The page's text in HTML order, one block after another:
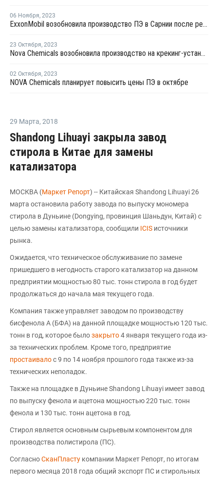
06 Ноября, 2023
ExxonMobil возобновила производство ПЭ в Сарнии после ремонта
23 Октября, 2023
Nova Chemicals возобновила производство на крекинг-установке в Корунне
02 Октября, 2023
NOVA Chemicals планирует повысить цены ПЭ в октябре
29 Марта, 2018
Shandong Lihuayi закрыла завод
стирола в Китае для замены
катализатора
МОСКВА (Маркет Репорт) -- Китайская Shandong Lihuayi 26
марта остановила работу завода по выпуску мономера
стирола в Дуньине (Dongying, провинция Шаньдун, Китай) с
целью замены катализатора, сообщили ICIS источники
рынка.
Ожидается, что техническое обслуживание по замене
пришедшего в негодность старого катализатор на данном
предприятии мощностью 80 тыс. тонн стирола в год будет
продолжаться до начала мая текущего года.
Компания также управляет заводом по производству
бисфенола А (БФА) на данной площадке мощностью 120 тыс.
тонн в год, которое былозакрыто4 января текущего года из-
за технических проблем. Кроме того, предприятие
простаивалос 9 по 14 ноября прошлого года также из-за
технических неполадок.
Также на площадке в Дуньине Shandong Lihuayi имеет завод
по выпуску фенола и ацетона мощностью 220 тыс. тонн
фенола и 130 тыс. тонн ацетона в год.
Стирол является основным сырьевым компонентом для
производства полистирола (ПС).
СогласноСканПласту компании Маркет Репорт, по итогам
первого месяца 2018 года общий экспорт ПС и стирольных